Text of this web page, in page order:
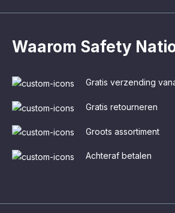
Waarom Safety
Gratis verzending
Gratis retourneren
Groots assortiment
Achteraf betalen